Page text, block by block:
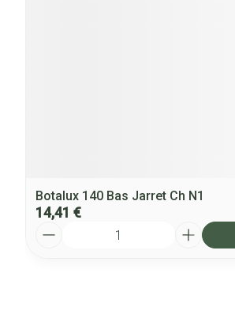
Botalux 140 Bas Jarret Ch N1
14,41 €